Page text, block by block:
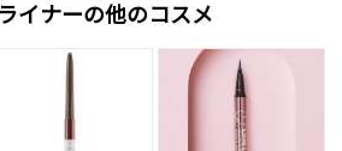
イナーの他のコスメ